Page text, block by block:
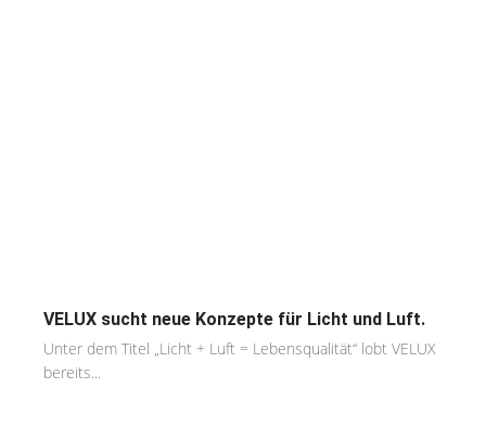
VELUX sucht neue Konzepte für Licht und Luft.
Unter dem Titel „Licht + Luft = Lebensqualität“ lobt VELUX
bereits...